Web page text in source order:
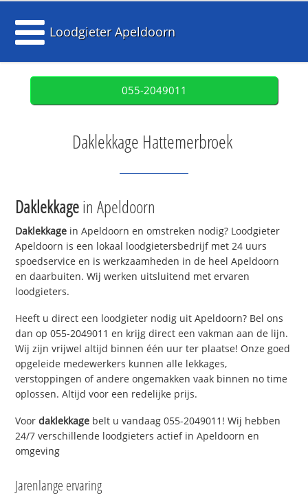
Loodgieter Apeldoorn
055-2049011
Daklekkage Hattemerbroek
Daklekkagein Apeldoorn
Daklekkage in Apeldoorn en omstreken nodig? Loodgieter
Apeldoorn is een lokaal loodgietersbedrijf met 24 uurs
spoedservice en is werkzaamheden in de heel Apeldoorn
en daarbuiten. Wij werken uitsluitend met ervaren
loodgieters.
Heeft u direct een loodgieter nodig uit Apeldoorn? Bel ons
dan op 055-2049011 en krijg direct een vakman aan de lijn.
Wij zijn vrijwel altijd binnen één uur ter plaatse! Onze goed
opgeleide medewerkers kunnen alle lekkages,
verstoppingen of andere ongemakken vaak binnen no time
oplossen. Altijd voor een redelijke prijs.
Voordaklekkage belt u vandaag 055-2049011! Wij hebben
24/7 verschillende loodgieters actief in Apeldoorn en
omgeving
Jarenlange ervaring